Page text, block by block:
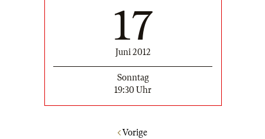
17
Juni 2012
Sonntag
19:30 Uhr
Vorige